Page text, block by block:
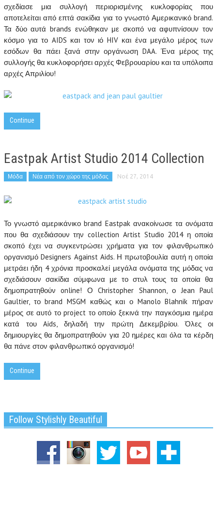
σχεδίασε μια συλλογή περιορισμένης κυκλοφορίας που
αποτελείται από επτά σακίδια για το γνωστό Αμερικανικό brand.
Τα δύο αυτά brands ενώθηκαν με σκοπό να αφυπνίσουν τον
κόσμο για το AIDS και τον ιό HIV και ένα μεγάλο μέρος των
εσόδων θα πάει ξανά στην οργάνωση DAA. Ένα μέρος της
συλλογής θα κυκλοφορήσει αρχές Φεβρουαρίου και τα υπόλοιπα
αρχές Απριλίου!
Continue
Eastpak Artist Studio 2014 Collection
Μόδα Νέα από τον χώρο της μόδας Νοέ 27, 2014
Το γνωστό αμερικάνικο brand Eastpak ανακοίνωσε τα ονόματα
που θα σχεδιάσουν την collection Artist Studio 2014 η οποία
σκοπό έχει να συγκεντρώσει χρήματα για τον φιλανθρωπικό
οργανισμό Designers Against Aids. Η πρωτοβουλία αυτή η οποία
μετράει ήδη 4 χρόνια προσκαλεί μεγάλα ονόματα της μόδας να
σχεδιάσουν σακίδια σύμφωνα με το στυλ τους τα οποία θα
δημοπρατηθούν online! Ο Christopher Shannon, ο Jean Paul
Gaultier, το brand MSGM καθώς και ο Manolo Blahnik πήραν
μέρος σε αυτό το project το οποίο ξεκινά την παγκόσμια ημέρα
κατά του Aids, δηλαδή την πρώτη Δεκεμβρίου. Όλες οι
δημιουργίες θα δημοπρατηθούν για 20 ημέρες και όλα τα κέρδη
θα πάνε στον φιλανθρωπικό οργανισμό!
Continue
Follow Stylishly Beautiful